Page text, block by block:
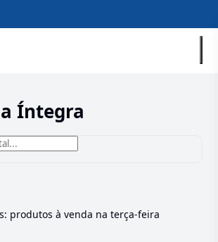
Íntegra
produtos à venda na terça-feira